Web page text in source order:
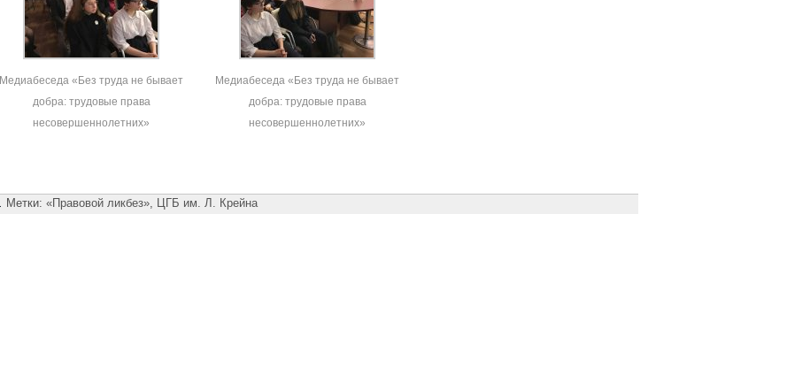
Медиабеседа «Без труда не бывает
добра: трудовые права
несовершеннолетних»
Медиабеседа «Без труда не бывает
добра: трудовые права
несовершеннолетних»
Метки: «Правовой ликбез», ЦГБ им. Л. Крейна